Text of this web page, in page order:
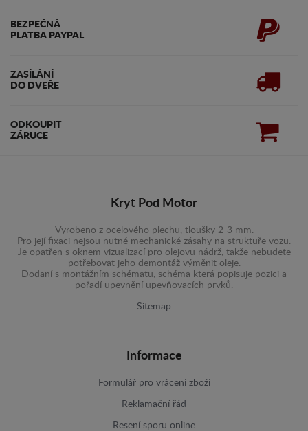
BEZPEČNÁ
PLATBA PAYPAL
ZASÍLÁNÍ
DO DVEŘE
ODKOUPIT
ZÁRUCE
Kryt Pod Motor
Vyrobeno z ocelového plechu, tloušky 2-3 mm.
Pro její fixaci nejsou nutné mechanické zásahy na struktuře vozu.
Je opatřen s oknem vizualizací pro olejovu nádrž, takže nebudete
potřebovat jeho demontáž výměnit oleje.
Dodaní s montážním schématu, schéma která popisuje pozici a
pořadí upevnění upevňovacích prvků.
Sitemap
Informace
Formulář pro vrácení zboží
Reklamační řád
Resení sporu online